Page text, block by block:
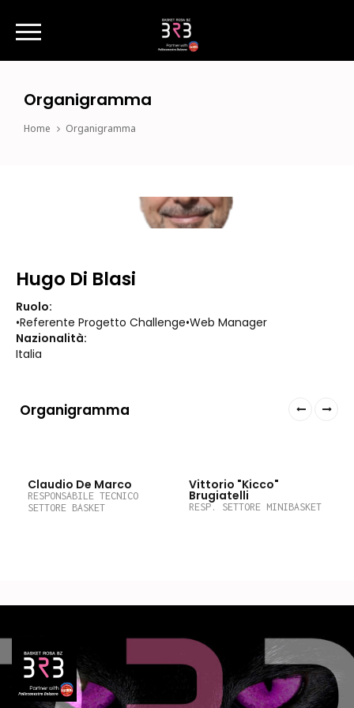
Organigramma
Home Organigramma
Hugo Di Blasi
Ruolo:
•Referente Progetto Challenge•Web Manager
Nazionalità:
Italia
Organigramma
Claudio De Marco
RESPONSABILE TECNICO
SETTORE BASKET
Vittorio "Kicco"
Brugiatelli
RESP. SETTORE MINIBASKET